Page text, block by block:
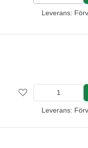
Leverans:
Leverans: